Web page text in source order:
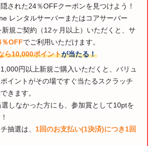
された24％OFFクーポンを見つけよう！
レンタルサーバーまたはコアサーバー
新規ご契約（12ヶ月以上）いただくと、サ
％OFFでご利用いただけます。
ら10,000ポイントが当たる！
円以上新規ご購入いただくと、バリュ
イントがその場ですぐ当たるスクラッチ
きます。
しなかった方にも、参加賞として10ptを
抽選は、 1回のお支払い(1決済)につき1回